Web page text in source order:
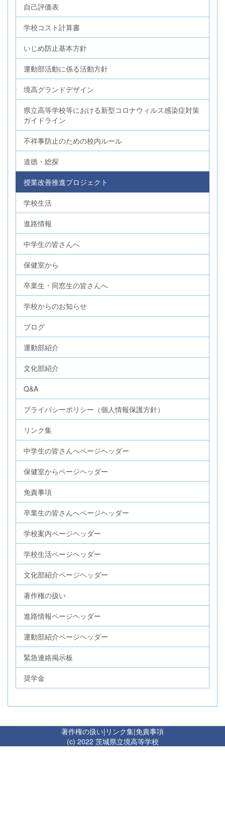
自己評価表
学校コスト計算書
いじめ防止基本方針
運動部活動に係る活動方針
境高グランドデザイン
県立高等学校等における新型コロナウィルス感染症対策
ガイドライン
不祥事防止のための校内ルール
道徳・総探
授業改善推進プロジェクト
学校生活
進路情報
中学生の皆さんへ
保健室から
卒業生・同窓生の皆さんへ
学校からのお知らせ
ブログ
運動部紹介
文化部紹介
Q&A
プライバシーポリシー（個人情報保護方針）
リンク集
中学生の皆さんへページヘッダー
保健室からページヘッダー
免責事項
卒業生の皆さんへページヘッダー
学校案内ページヘッダー
学校生活ページヘッダー
文化部紹介ページヘッダー
著作権の扱い
進路情報ページヘッダー
運動部紹介ページヘッダー
緊急連絡掲示板
奨学金
著作権の扱い| リンク集|免責事項
(c) 2022 茨城県立境高等学校